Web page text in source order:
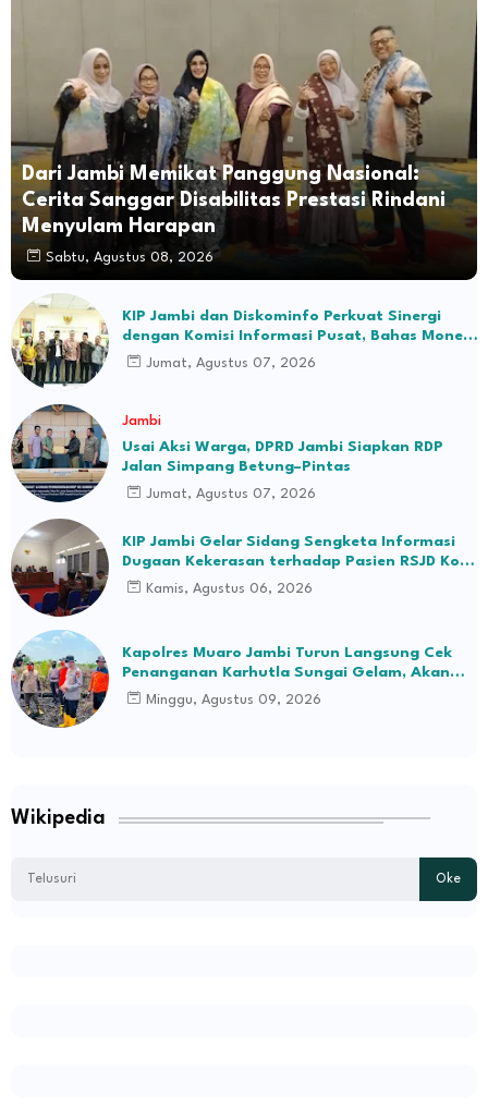
Dari Jambi Memikat Panggung Nasional:
Cerita Sanggar Disabilitas Prestasi Rindani
Menyulam Harapan
Sabtu, Agustus 08, 2026
KIP Jambi dan Diskominfo Perkuat Sinergi
dengan Komisi Informasi Pusat, Bahas Monev
hingga Seleksi Komisioner
Jumat, Agustus 07, 2026
Jambi
Usai Aksi Warga, DPRD Jambi Siapkan RDP
Jalan Simpang Betung–Pintas
Jumat, Agustus 07, 2026
KIP Jambi Gelar Sidang Sengketa Informasi
Dugaan Kekerasan terhadap Pasien RSJD Kol.
H.M.Syukur Jambi
Kamis, Agustus 06, 2026
Kapolres Muaro Jambi Turun Langsung Cek
Penanganan Karhutla Sungai Gelam, Akan
Lakukan Tindakan Penegakan Hukum
Minggu, Agustus 09, 2026
Wikipedia